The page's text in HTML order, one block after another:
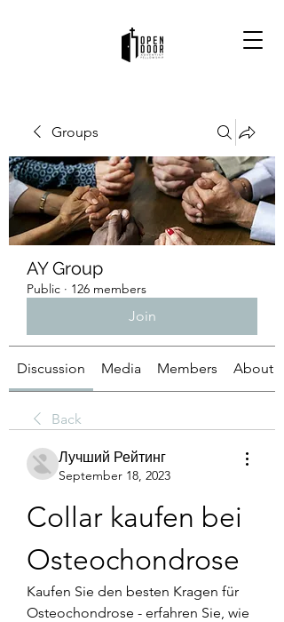
Groups
AY Group
Public · 126 members
Join
Discussion Media Members About
Back
Лучший Рейтинг
September 18, 2023
Collar kaufen bei
Osteochondrose
Kaufen Sie den besten Kragen für
Osteochondrose - erfahren Sie, wie